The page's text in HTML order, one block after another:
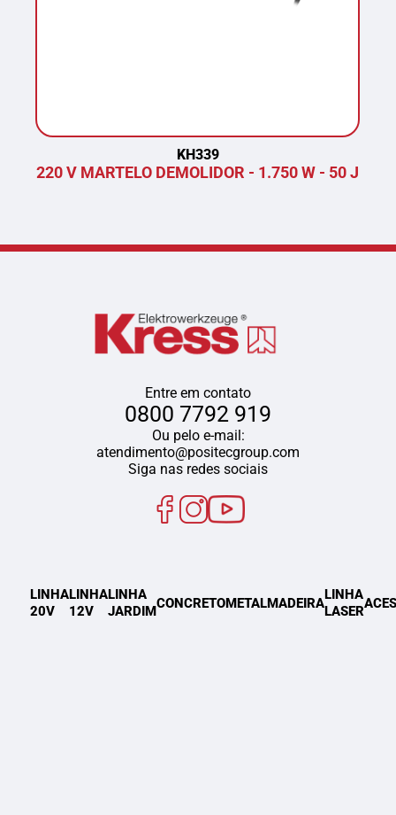
KH339
220 V MARTELO DEMOLIDOR - 1.750 W - 50 J
Entre em contato
0800 7792 919
Ou pelo e-mail:
atendimento@positecgroup.com
Siga nas redes sociais
LINHA
20V
LINHA
12V
LINHA
JARDIM
CONCRETOMETALMADEIRA
LINHA
LASER